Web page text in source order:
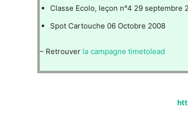
Classe Ecolo, leçon n°4 29 septembre
Spot Cartouche 06 Octobre 2008
– Retrouver la campagne timetolead